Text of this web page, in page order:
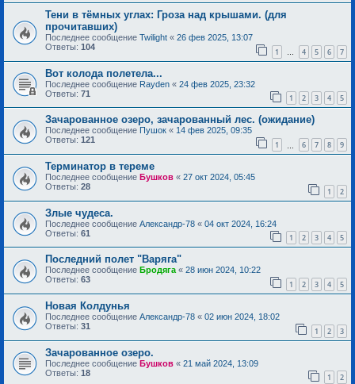
Тени в тёмных углах: Гроза над крышами. (для
прочитавших)
Последнее сообщение Twilight « 26 фев 2025, 13:07
Ответы: 104 1 … 4 5 6 7
Вот колода полетела...
Последнее сообщение Rayden « 24 фев 2025, 23:32
Ответы: 71 1 2 3 4 5
Зачарованное озеро, зачарованный лес. (ожидание)
Последнее сообщение Пушок « 14 фев 2025, 09:35
Ответы: 121 1 6 7 8 9
Терминатор в тереме
Последнее сообщение Бушков « 27 окт 2024, 05:45
Ответы: 28 1 2
Злые чудеса.
Последнее сообщение Александр-78 « 04 окт 2024, 16:24
Ответы: 61 1 2 3 4 5
Последний полет "Варяга"
Последнее сообщение Бродяга « 28 июн 2024, 10:22
Ответы: 63 1 2 3 4 5
Новая Колдунья
Последнее сообщение Александр-78 « 02 июн 2024, 18:02
Ответы: 31 1 2 3
Зачарованное озеро.
Последнее сообщение Бушков « 21 май 2024, 13:09
Ответы: 18 1 2